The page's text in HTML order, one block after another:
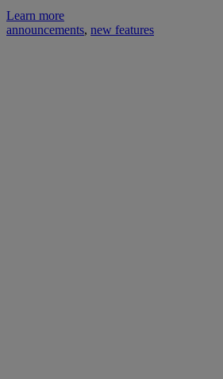
Learn more
announcements, new features